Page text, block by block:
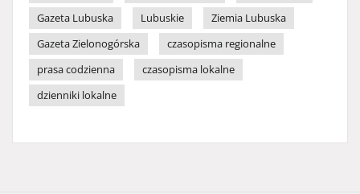
Gazeta Lubuska
Lubuskie
Ziemia Lubuska
Gazeta Zielonogórska
czasopisma regionalne
prasa codzienna
czasopisma lokalne
dzienniki lokalne